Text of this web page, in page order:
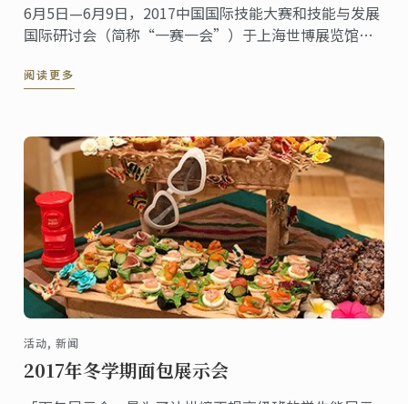
6月5日—6月9日，2017中国国际技能大赛和技能与发展
国际研讨会（简称“一赛一会”）于上海世博展览馆成
带国际学院在厨艺培训与教育方面超过120 ...
阅读更多
活动, 新闻
2017年冬学期面包展示会